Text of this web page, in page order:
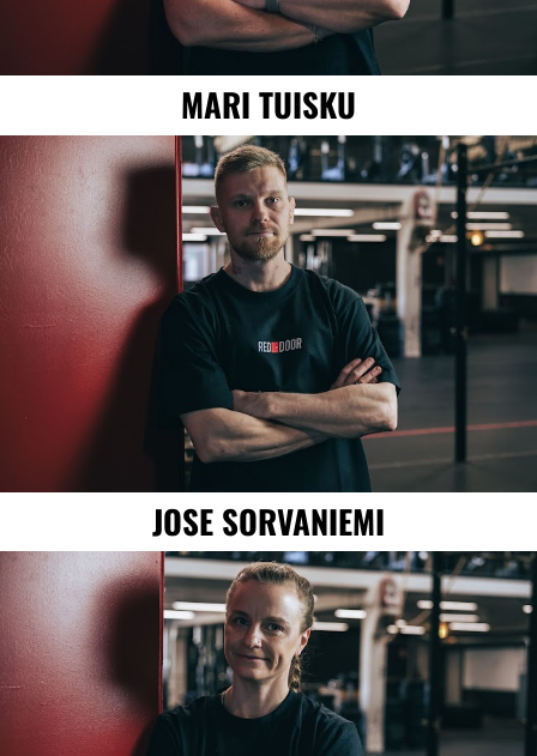
MARI TUISKU
JOSE SORVANIEMI